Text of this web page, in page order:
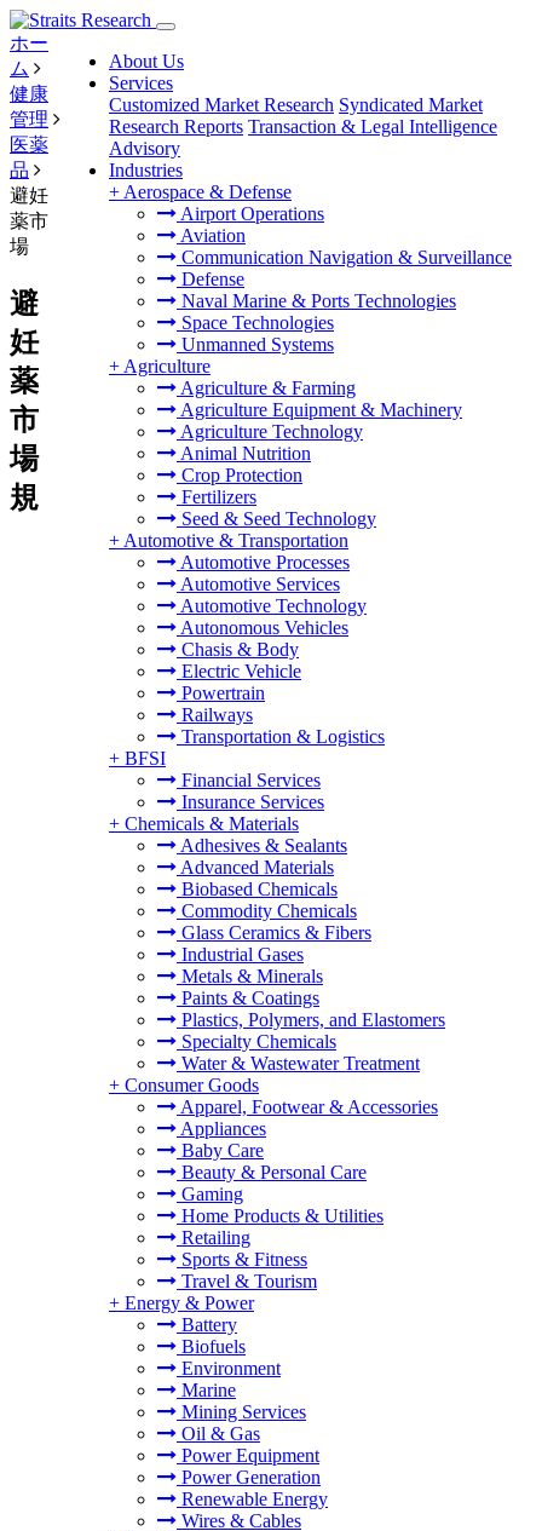
About Us
Services
Customized Market Research Syndicated Market
Research Reports Transaction & Legal Intelligence
Advisory
Industries
+ Aerospace & Defense
Airport Operations
Aviation
Communication Navigation & Surveillance
Defense
Naval Marine & Ports Technologies
Space Technologies
Unmanned Systems
+ Agriculture
Agriculture & Farming
Agriculture Equipment & Machinery
Agriculture Technology
Animal Nutrition
Crop Protection
Fertilizers
Seed & Seed Technology
+ Automotive & Transportation
Automotive Processes
Automotive Services
Automotive Technology
Autonomous Vehicles
Chasis & Body
Electric Vehicle
Powertrain
Railways
Transportation & Logistics
+ BFSI
Financial Services
Insurance Services
+ Chemicals & Materials
Adhesives & Sealants
Advanced Materials
Biobased Chemicals
Commodity Chemicals
Glass Ceramics & Fibers
Industrial Gases
Metals & Minerals
Paints & Coatings
Plastics, Polymers, and Elastomers
Specialty Chemicals
Water & Wastewater Treatment
+ Consumer Goods
Apparel, Footwear & Accessories
Appliances
Baby Care
Beauty & Personal Care
Gaming
Home Products & Utilities
Retailing
Sports & Fitness
Travel & Tourism
+ Energy & Power
Battery
Biofuels
Environment
Marine
Mining Services
Oil & Gas
Power Equipment
Power Generation
Renewable Energy
Wires & Cables
ホー
ム
健康
管理
医薬
品
避妊
薬市
場
避
妊
薬
市
場
規